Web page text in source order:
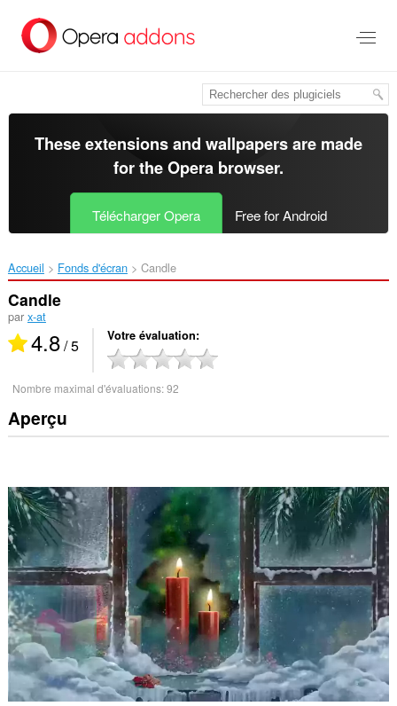
contenu
These extensions and wallpapers are made
for theOpera browser.
Télécharger Opera Free for Android
Accueil Fonds d'écran Candle‎
Candle
par x-at
4.8/ 5 Votre évaluation
Nombre maximal d'évaluations:92
Aperçu